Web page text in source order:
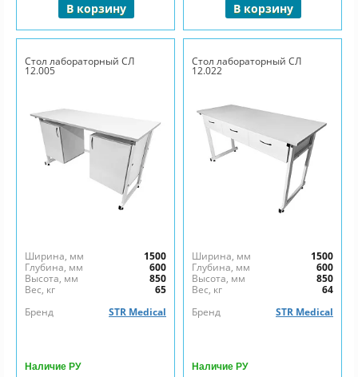
В корзину В корзину
Стол лабораторный СЛ
12.005
Ширина, мм
1500
Глубина, мм
600
Высота, мм
850
Вес, кг
65
Бренд
STR Medical
Наличие РУ
Стол лабораторный СЛ
12.022
Ширина, мм
1500
Глубина, мм
600
Высота, мм
850
Вес, кг
64
Бренд
STR Medical
Наличие РУ